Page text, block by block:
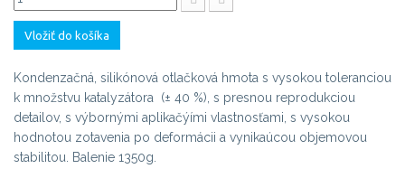
Vložiť do košíka
Kondenzačná, silikónová otlačková hmota s vysokou toleranciou
k množstvu katalyzátora (± 40 %), s presnou reprodukciou
detailov, s výbornými aplikačýími vlastnosťami, s vysokou
hodnotou zotavenia po deformácii a vynikaúcou objemovou
stabilitou. Balenie 1350g.